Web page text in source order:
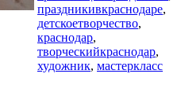
праздникивкраснодаре,
детскоетворчество,
краснодар,
творческийкраснодар,
художник, мастеркласс